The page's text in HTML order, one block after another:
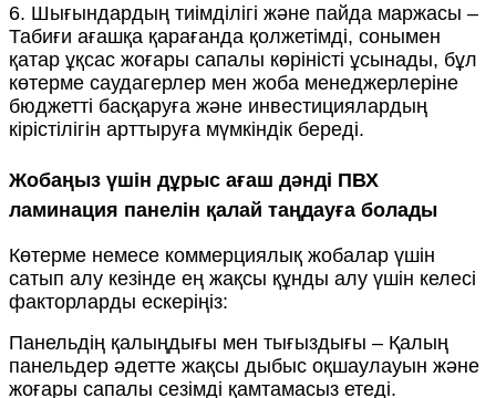
6. Шығындардың тиімділігі және пайда маржасы –
Табиғи ағашқа қарағанда қолжетімді, сонымен
қатар ұқсас жоғары сапалы көріністі ұсынады, бұл
көтерме саудагерлер мен жоба менеджерлеріне
бюджетті басқаруға және инвестициялардың
кірістілігін арттыруға мүмкіндік береді.
Жобаңыз үшін дұрыс ағаш дәнді ПВХ
ламинация панелін қалай таңдауға болады
Көтерме немесе коммерциялық жобалар үшін
сатып алу кезінде ең жақсы құнды алу үшін келесі
факторларды ескеріңіз:
Панельдің қалыңдығы мен тығыздығы – Қалың
панельдер әдетте жақсы дыбыс оқшаулауын және
жоғары сапалы сезімді қамтамасыз етеді.